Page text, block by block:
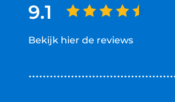
9.1
Bekijk hier de reviews
van